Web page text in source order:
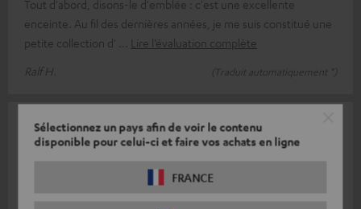
Sélectionnez un pays afin de voir le contenu
disponible pour celui-ci et faire vos achats en ligne
FRANCE
Tout d'abord, disons-le d'emblée : c'est une excellente
enceinte. Au fil des dernières années, je me suis constitué une
petite collection d'
Lire l’évaluation complète
Ralf H.
(Traduit automatiquement *)
Une enceinte haut de gamme : c'est déjà ma